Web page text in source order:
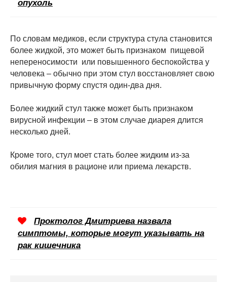
опухоль
По словам медиков, если структура стула становится
более жидкой, это может быть признаком пищевой
непереносимости или повышенного беспокойства у
человека – обычно при этом стул восстановляет свою
привычную форму спустя один-два дня.
Более жидкий стул также может быть признаком
вирусной инфекции – в этом случае диарея длится
несколько дней.
Кроме того, стул моет стать более жидким из-за
обилия магния в рационе или приема лекарств.
Проктолог Дмитриева назвала
симптомы, которые могут указывать на
рак кишечника